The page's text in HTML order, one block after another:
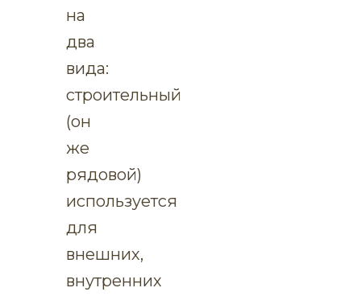
на
два
вида:
строительный
(он
же
рядовой)
используется
для
внешних,
внутренних